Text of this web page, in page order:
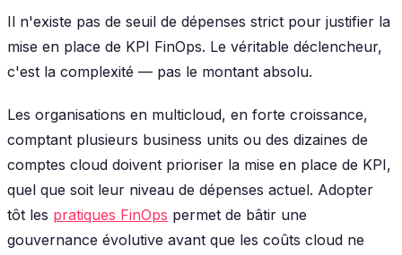
Il n'existe pas de seuil de dépenses strict pour justifier la
mise en place de KPI FinOps. Le véritable déclencheur,
c'est la complexité — pas le montant absolu.
Les organisations en multicloud, en forte croissance,
comptant plusieurs business units ou des dizaines de
comptes cloud doivent prioriser la mise en place de KPI,
quel que soit leur niveau de dépenses actuel. Adopter
tôt les pratiques FinOps permet de bâtir une
gouvernance évolutive avant que les coûts cloud ne